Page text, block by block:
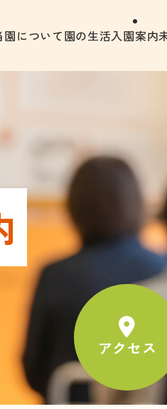
園について園の生活入園案内
アクセス